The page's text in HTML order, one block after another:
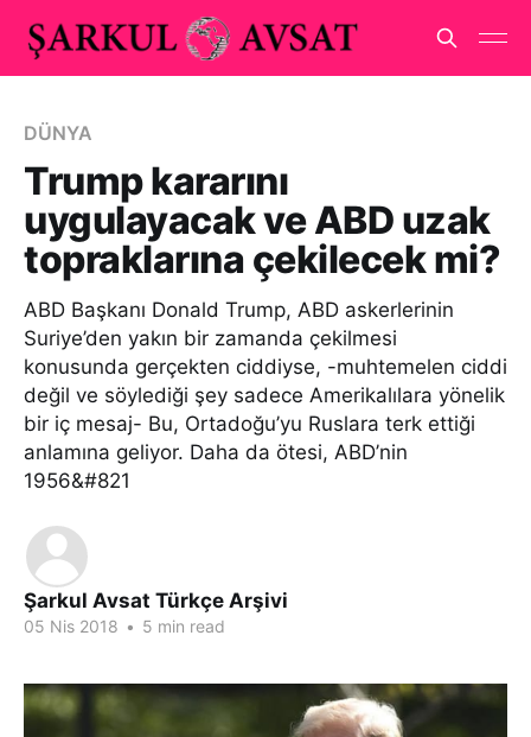
DÜNYA
Trump kararını
uygulayacak ve ABD uzak
topraklarına çekilecek mi?
ABD Başkanı Donald Trump, ABD askerlerinin
Suriye’den yakın bir zamanda çekilmesi
konusunda gerçekten ciddiyse, -muhtemelen ciddi
değil ve söylediği şey sadece Amerikalılara yönelik
bir iç mesaj- Bu, Ortadoğu’yu Ruslara terk ettiği
anlamına geliyor. Daha da ötesi, ABD’nin
1956&#821
Şarkul Avsat Türkçe Arşivi
05 Nis 2018 • 5 min read